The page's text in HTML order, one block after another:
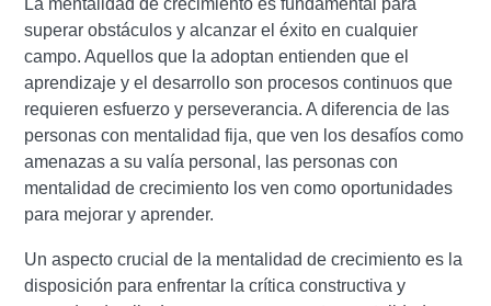
La mentalidad de crecimiento es fundamental para
superar obstáculos y alcanzar el éxito en cualquier
campo. Aquellos que la adoptan entienden que el
aprendizaje y el desarrollo son procesos continuos que
requieren esfuerzo y perseverancia. A diferencia de las
personas con mentalidad fija, que ven los desafíos como
amenazas a su valía personal, las personas con
mentalidad de crecimiento los ven como oportunidades
para mejorar y aprender.
Un aspecto crucial de la mentalidad de crecimiento es la
disposición para enfrentar la crítica constructiva y